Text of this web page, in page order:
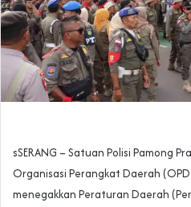
sSERANG – Satuan Polisi Pamong
Organisasi Perangkat Daerah
menegakkan Peraturan Daerah